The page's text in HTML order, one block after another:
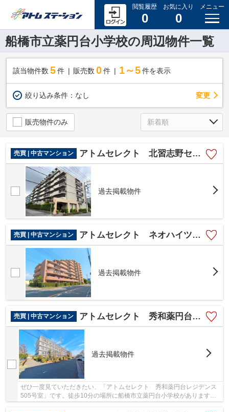
閲覧履歴
0
お気に入り
0
メニュー
船橋市立薬円台小学校の周辺物件一覧
該当物件数 5件 販売数 0 件 1～5 件を表示
絞り込み条件： なし 変更
販売物件のみ
売買 | 中古マンション アトムセレクト 北習志野セントラルハイツ3階
過去掲載物件
売買 | 中古マンション アトムセレクト ネオハイツ船橋薬円台公園 8階
過去掲載物件
売買 | 中古マンション アトムセレクト 秀和薬円台レジデンス5階
過去掲載物件
ぜひ一度見ていただきたい、「アトムセレクト 秀和薬円台レジデンス
505号室」です。徒歩10分の場所に船橋市立薬円台小学校があります。